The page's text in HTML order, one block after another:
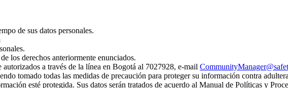
de sus datos personales.
los derechos anteriormente enunciados.
a través de la línea en Bogotá al 7027928, e-mail
tomado todas las medidas de precaución para proteger su información contra
esté protegida. Sus datos serán tratados de acuerdo al Manual de Políticas y